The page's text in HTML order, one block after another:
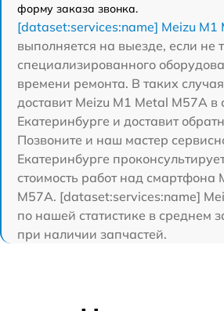
форму заказа звонка.
[dataset:services:name] Meizu M1
выполняется на выезде, если не
специализированного
времени ремонта. В таких
доставит Meizu M1 Metal M57A в
Екатеринбурге и доставит
Позвоните и наш мастер
Екатеринбурге
стоимость работ над смартфона
M57A. [dataset:services:name]
по нашей статистике в среднем
при наличии запчастей.